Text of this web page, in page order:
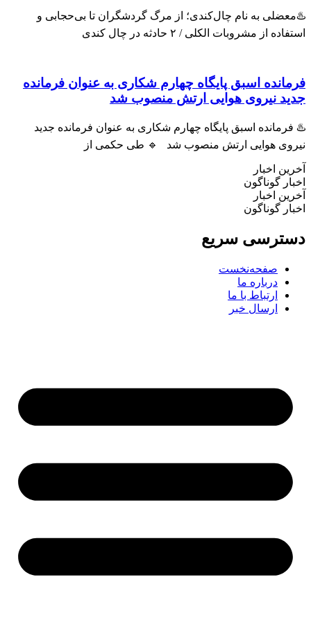
به نام چال‌کندی؛ از مرگ گردشگران تا بی‌حجابی و
از مشروبات الکلی / ۲ حادثه در چال کندی
اسبق پایگاه چهارم شکاری به عنوان فرمانده
نیروی هوایی ارتش منصوب شد
اسبق پایگاه چهارم شکاری به عنوان فرمانده جدید
هوایی ارتش منصوب شد 🔹 طی حکمی از
اخبار
گوناگون
اخبار
گوناگون
سریع
صفحه‌نخست
درباره ما
ارتباط با ما
ارسال خبر